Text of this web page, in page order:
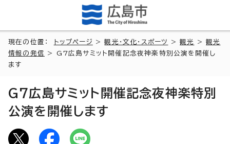
現在の位置： トップページ >観光・文化・スポーツ >観光 >観光
情報の発信
> G7広島サミット開催記念夜神楽特別公演を開催し
ます
G7広島サミット開催記念夜神楽特別
公演を開催します